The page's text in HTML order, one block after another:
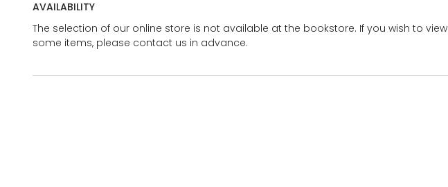
AVAILABILITY
The selection of our online store is not available at the bookstore. If you wish to view
some items, please contact us in advance.